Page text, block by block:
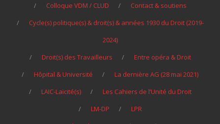
Colloque VDM / CLUD
Contact & soutiens
Cycle(s) politique(s) & droit(s) & années 1930 du Droit (2019-
2024)
Droit(s) des Travailleurs
Entre opéra & Droit
Hôpital & Université
La dernière AG (28 mai 2021)
LAIC-Laïcité(s)
Les Cahiers de l’Unité du Droit
LM-DP
LPR